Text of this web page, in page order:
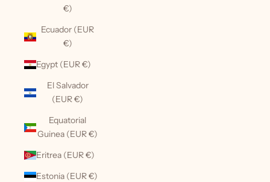
€)
Ecuador (EUR
€)
Egypt (EUR €)
El Salvador
(EUR €)
Equatorial
Guinea (EUR €)
Eritrea (EUR €)
Estonia (EUR €)